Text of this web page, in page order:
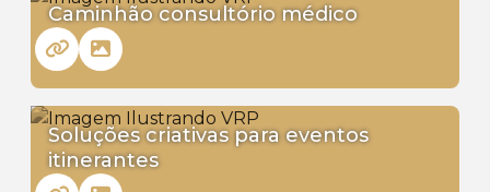
Caminhão consultório médico
Soluções criativas para eventos
itinerantes